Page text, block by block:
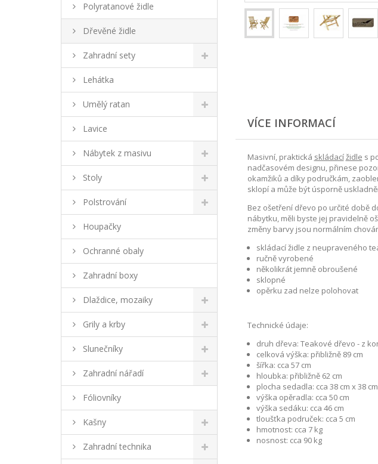
Polyratanové židle
Dřevěné židle
Zahradní sety
Lehátka
Umělý ratan
Lavice
Nábytek z masivu
Stoly
Polstrování
Houpačky
Ochranné obaly
Zahradní boxy
Dlaždice, mozaiky
Grily a krby
Slunečníky
Zahradní nářadí
Fóliovníky
Kašny
Zahradní technika
VÍCE INFORMACÍ
Masivní, praktická skládacížidle s
nadčasovém designu, přinese
okamžiků a díky područkám,
sklopí a může být úsporně
Bez ošetření dřevo po určité době
nábytku, měli byste jej pravidelně
změny barvy jsou normálním
skládací židle z neupraveného
ručně vyrobené
několikrát jemně obroušené
sklopné
opěrku zad nelze polohovat
Technické údaje:
druh dřeva: Teakové dřevo - z
celková výška: přibližně 89 cm
šířka: cca 57 cm
hloubka: přibližně 62 cm
plocha sedadla: cca 38 cm x 38 cm
výška opěradla: cca 50 cm
výška sedáku: cca 46 cm
tloušťka područek: cca 5 cm
hmotnost: cca 7 kg
nosnost: cca 90 kg